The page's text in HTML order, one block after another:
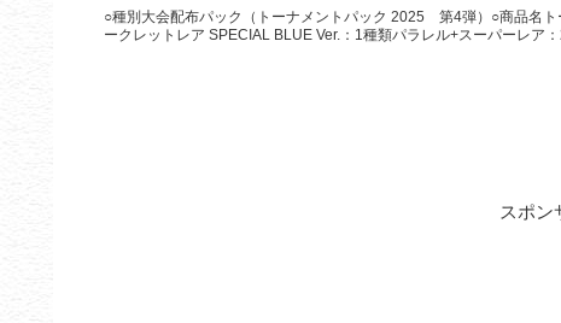
○種別大会配布パック（トーナメントパック 2025 第4弾）○商品名
ークレットレア SPECIAL BLUE Ver.：1種類パラレル+スーパーレア：
スポン